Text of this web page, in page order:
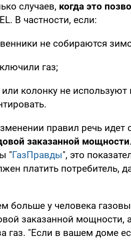
случаев, когда это
В частности, если:
не собираются
газ;
или колонку не
правил речь
заказанной мощности
"ГазПравды", это
платить потребитель,
больше у человека
заказанной мощности,
газ. "Если в вашем доме